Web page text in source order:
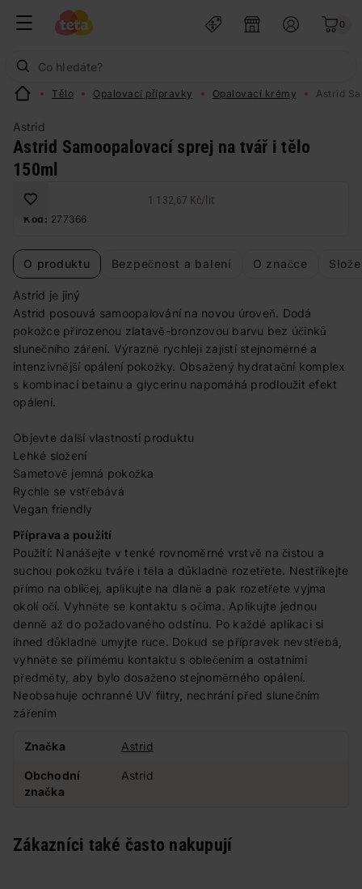
0
Tělo Opalovací přípravky Opalovací krémy Astrid
Astrid
Astrid Samoopalovací sprej na tvář i tělo
150ml
1 132,67 Kč/ lit
Kód: 277366
O produktu Bezpečnost a balení O značce
Astrid je jiný
Astrid posouvá samoopalování na novou úroveň. Dodá
pokožce přirozenou zlatavě-bronzovou barvu bez účinků
slunečního záření. Výrazně rychleji zajistí stejnoměrné a
intenzivnější opálení pokožky. Obsažený hydratační komplex
s kombinací betainu a glycerinu napomáhá prodloužit efekt
opálení.
Objevte další vlastnosti produktu
Lehké složení
Sametově jemná pokožka
Rychle se vstřebává
Vegan friendly
Příprava a použití
Použití: Nanášejte v tenké rovnoměrné vrstvě na čistou a
suchou pokožku tváře i těla a důkladně rozetřete. Nestříkejte
přímo na obličej, aplikujte na dlaně a pak rozetřete vyjma
okolí očí. Vyhněte se kontaktu s očima. Aplikujte jednou
denně až do požadovaného odstínu. Po každé aplikaci si
ihned důkladně umyjte ruce. Dokud se přípravek nevstřebá,
vyhněte se přímému kontaktu s oblečením a ostatními
předměty, aby bylo dosaženo stejnoměrného opálení.
Neobsahuje ochranné UV filtry, nechrání před slunečním
zářením
Značka Astrid
Obchodní
značka
Astrid
Zákazníci také často nakupují